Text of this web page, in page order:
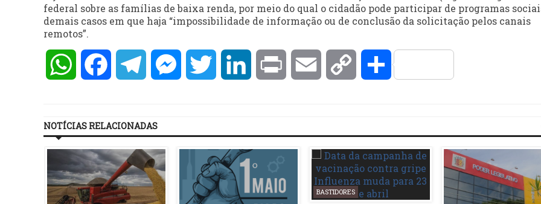
federal sobre as famílias de baixa renda, por meio do qual o cidadão pode participar de programas
demais casos em que haja “impossibilidade de informação ou de conclusão da solicitação pelos canais
remotos”.
WhatsAppFacebookTelegramMessengerTwitter LinkedInPrint Email Copy Compartilhar
NOTÍCIAS RELACIONADAS
BASTIDORES